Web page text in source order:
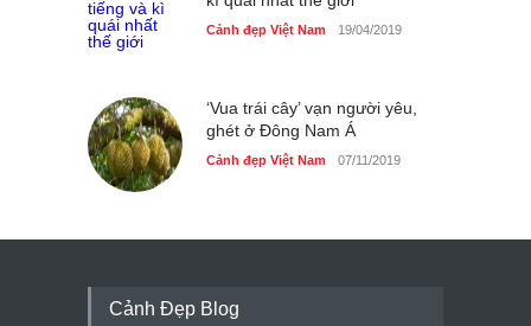
Cảnh đẹp Việt Nam 19/04/2019
‘Vua trái cây’ vạn người yêu,
ghét ở Đông Nam Á
Cảnh đẹp Việt Nam 07/11/2019
Cảnh Đẹp Blog